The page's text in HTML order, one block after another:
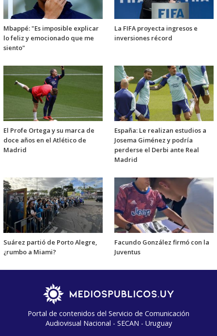
Mbappé: "Es imposible explicar
lo feliz y emocionado que me
siento"
La FIFA proyecta ingresos e
inversiones récord
El Profe Ortega y su marca de
doce años en el Atlético de
Madrid
España: Le realizan estudios a
Josema Giménez y podría
perderse el Derbi ante Real
Madrid
Suárez partió de Porto Alegre,
¿rumbo a Miami?
Facundo González firmó con la
Juventus
Portal de contenidos del Servicio de Comunicación
Audiovisual Nacional - SECAN - Uruguay